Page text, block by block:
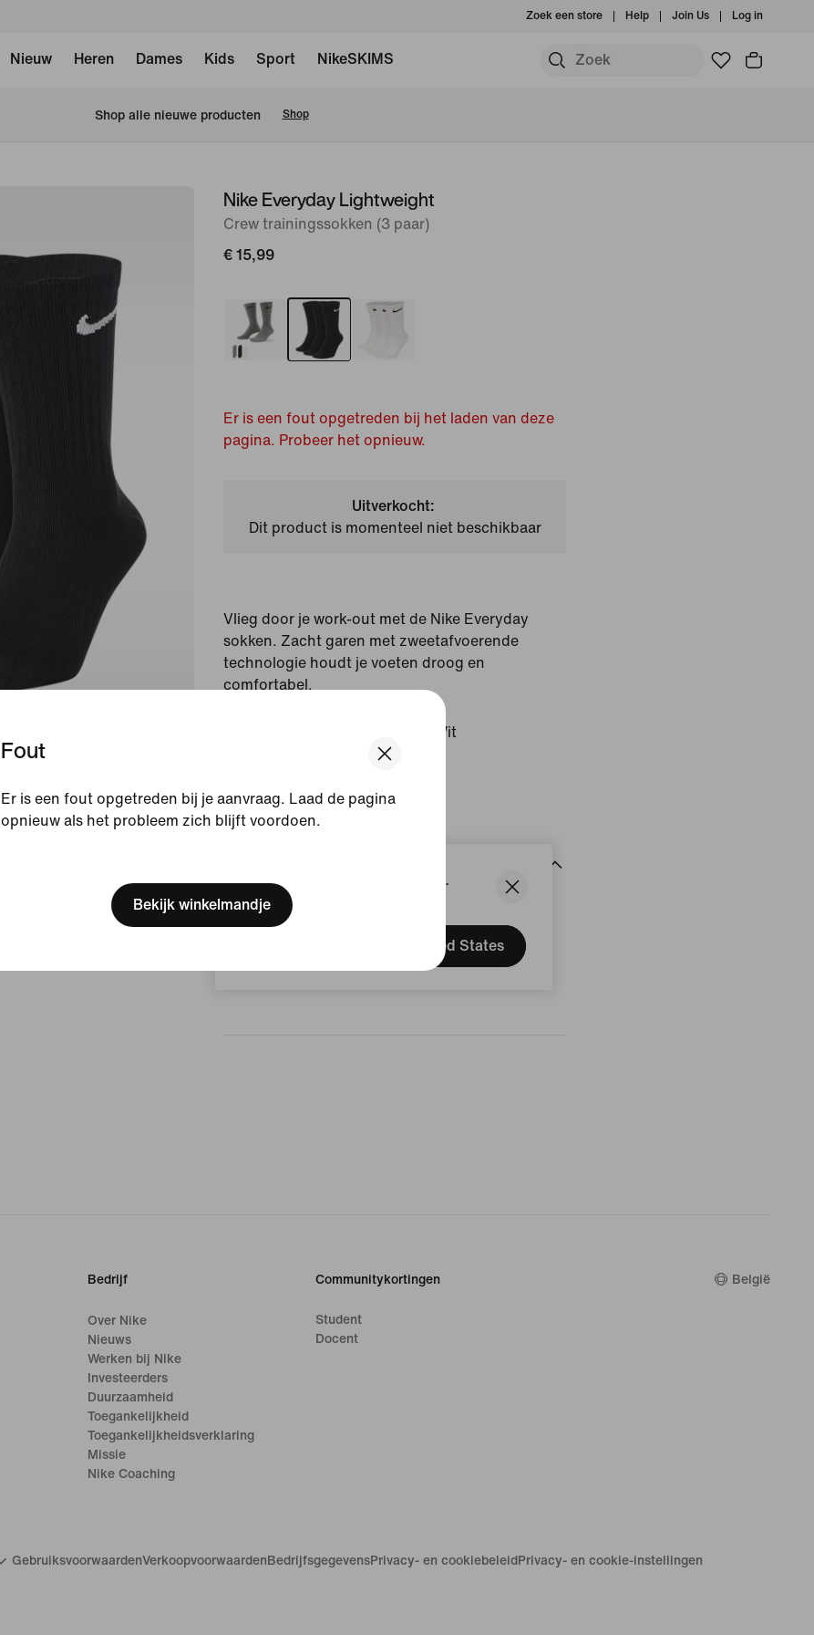
We think you are in United States.
Update your location?
United States
Fout
Er is een fout opgetreden bij je aanvraag. Laad de pagina
opnieuw als het probleem zich blijft voordoen.
Bekijk winkelmandje
Zoek een store Help Join Us Log in
Nieuw Heren Dames Kids Sport NikeSKIMS
Shop alle nieuwe producten Shop
afbeelding
Nike Everyday Lightweight
Crew trainingssokken (3 paar)
€ 15,99
Er is een fout opgetreden bij het laden van deze
pagina. Probeer het opnieuw.
Uitverkocht:
Dit product is momenteel niet beschikbaar
Vlieg door je work-out met de Nike Everyday
sokken. Zacht garen met zweetafvoerende
technologie houdt je voeten droog en
comfortabel.
Zwart/Wit
Bekijk productgegevens
Schrijf een beoordeling
Bedrijf
Over Nike
Nieuws
Werken bij Nike
Investeerders
Duurzaamheid
Toegankelijkheid
Toegankelijkheidsverklaring
Missie
Nike Coaching
Communitykortingen
Student
Docent
België
GebruiksvoorwaardenVerkoopvoorwaarden BedrijfsgegevensPrivacy- en cookiebeleid Privacy- en cookie-instellingen